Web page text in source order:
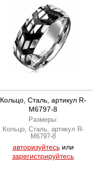
Кольцо, Сталь, артикул R-
M6797-8
Размеры:
Кольцо, Сталь, артикул R-
M6797-8
авторизуйтесьили
зарегистрируйтесь